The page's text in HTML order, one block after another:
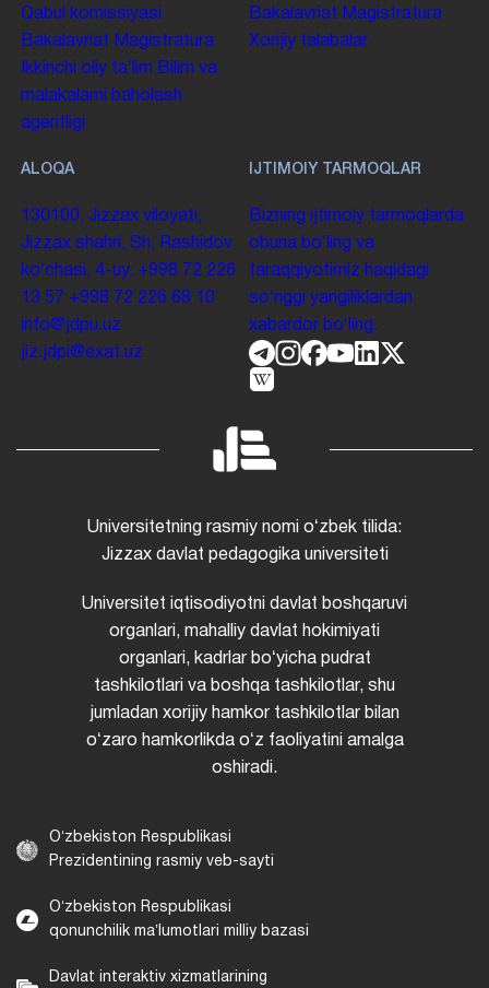
Qabul komissiyasi
Bakalavriat Magistratura
Ikkinchi oliy taʼlim Bilim va
malakalarni baholash
agentligi
Bakalavriat Magistratura
Xorijiy talabalar
ALOQA
130100. Jizzax viloyati,
Jizzax shahri, Sh. Rashidov
koʻchasi, 4-uy. +998 72 226
13 57 +998 72 226 68 10
info@jdpu.uz
jiz.jdpi@exat.uz
IJTIMOIY TARMOQLAR
Bizning ijtimoiy tarmoqlarda
obuna boʻling va
taraqqiyotimiz haqidagi
soʻnggi yangiliklardan
xabardor boʻling.
Universitetning rasmiy nomi oʻzbek tilida:
Jizzax davlat pedagogika universiteti
Universitet iqtisodiyotni davlat boshqaruvi
organlari, mahalliy davlat hokimiyati
organlari, kadrlar boʻyicha pudrat
tashkilotlari va boshqa tashkilotlar, shu
jumladan xorijiy hamkor tashkilotlar bilan
oʻzaro hamkorlikda oʻz faoliyatini amalga
oshiradi.
Oʻzbekiston Respublikasi
Prezidentining rasmiy veb-sayti
Oʻzbekiston Respublikasi
qonunchilik maʼlumotlari milliy bazasi
Davlat interaktiv xizmatlarining